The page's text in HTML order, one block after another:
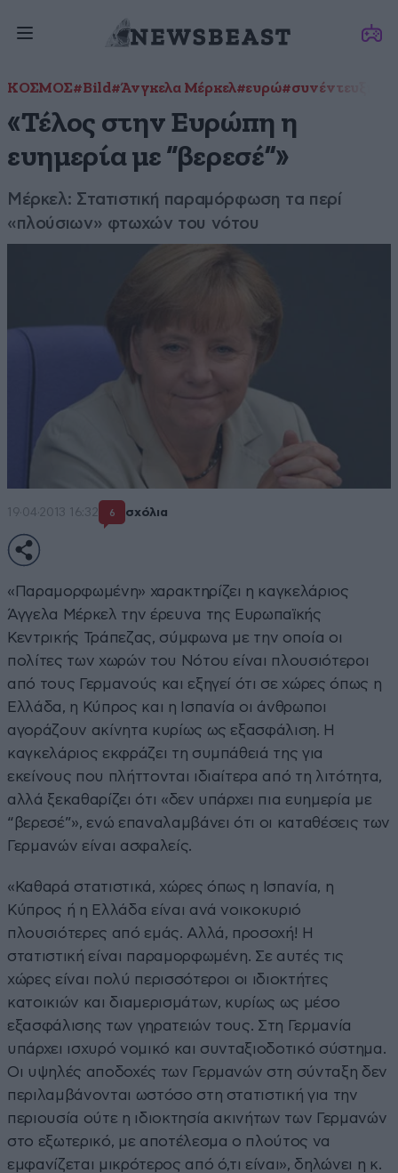
ΚΟΣΜΟΣ#Bild#Άνγκελα Μέρκελ#ευρώ#συνέντευξη
«Τέλος στην Ευρώπη η
ευημερία με “βερεσέ”»
Μέρκελ: Στατιστική παραμόρφωση τα περί
«πλούσιων» φτωχών του νότου
19·04·2013 16:32 6 σχόλια
«Παραμορφωμένη» χαρακτηρίζει η καγκελάριος
Άγγελα Μέρκελ την έρευνα της Ευρωπαϊκής
Κεντρικής Τράπεζας, σύμφωνα με την οποία οι
πολίτες των χωρών του Νότου είναι πλουσιότεροι
από τους Γερμανούς και εξηγεί ότι σε χώρες όπως η
Ελλάδα, η Κύπρος και η Ισπανία οι άνθρωποι
αγοράζουν ακίνητα κυρίως ως εξασφάλιση. Η
καγκελάριος εκφράζει τη συμπάθειά της για
εκείνους που πλήττονται ιδιαίτερα από τη λιτότητα,
αλλά ξεκαθαρίζει ότι «δεν υπάρχει πια ευημερία με
“βερεσέ”», ενώ επαναλαμβάνει ότι οι καταθέσεις των
Γερμανών είναι ασφαλείς.
«Καθαρά στατιστικά, χώρες όπως η Ισπανία, η
Κύπρος ή η Ελλάδα είναι ανά νοικοκυριό
πλουσιότερες από εμάς. Αλλά, προσοχή! Η
στατιστική είναι παραμορφωμένη. Σε αυτές τις
χώρες είναι πολύ περισσότεροι οι ιδιοκτήτες
κατοικιών και διαμερισμάτων, κυρίως ως μέσο
εξασφάλισης των γηρατειών τους. Στη Γερμανία
υπάρχει ισχυρό νομικό και συνταξιοδοτικό σύστημα.
Οι υψηλές αποδοχές των Γερμανών στη σύνταξη δεν
περιλαμβάνονται ωστόσο στη στατιστική για την
περιουσία ούτε η ιδιοκτησία ακινήτων των Γερμανών
στο εξωτερικό, με αποτέλεσμα ο πλούτος να
εμφανίζεται μικρότερος από ό,τι είναι», δηλώνει η κ.